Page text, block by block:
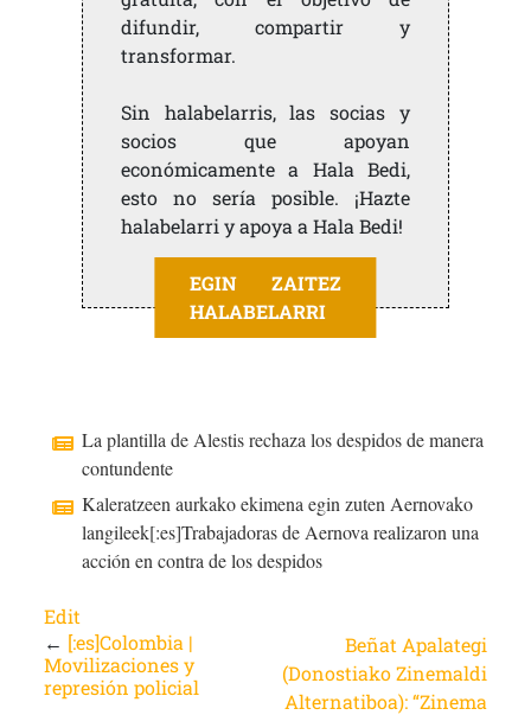
difundir, compartir y
transformar.
Sin halabelarris, las socias y
socios que apoyan
económicamente a Hala Bedi,
esto no sería posible. ¡Hazte
halabelarri y apoya a Hala Bedi!
EGIN ZAITEZ
HALABELARRI
La plantilla de Alestis rechaza los despidos de manera
contundente
Kaleratzeen aurkako ekimena egin zuten Aernovako
langileek[:es]Trabajadoras de Aernova realizaron una
acción en contra de los despidos
Edit
← [:es]Colombia |
Movilizaciones y
represión policial
Beñat Apalategi
(Donostiako Zinemaldi
Alternatiboa): “Zinema